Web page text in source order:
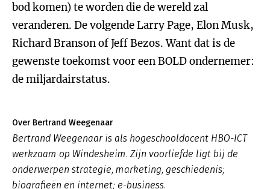
bod komen) te worden die de wereld zal
veranderen. De volgende Larry Page, Elon Musk,
Richard Branson of Jeff Bezos. Want dat is de
gewenste toekomst voor een BOLD ondernemer:
de miljardairstatus.
Over Bertrand Weegenaar
Bertrand Weegenaar is als hogeschooldocent HBO-ICT
werkzaam op Windesheim. Zijn voorliefde ligt bij de
onderwerpen strategie, marketing, geschiedenis;
biografieën en internet; e-business.